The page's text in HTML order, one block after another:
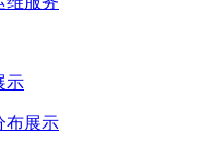
示
布展示